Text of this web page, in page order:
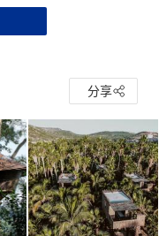
分享